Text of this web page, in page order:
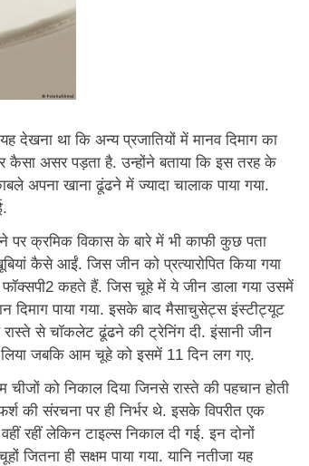
देखना था कि अन्य प्रजातियों में मानव दिमाग का
कैसा असर पड़ता है. उन्होंने बताया कि इस तरह के
अपना खाना ढूंढने में ज्यादा चालाक पाया गया.
क्रमिक विकास के बारे में भी काफी कुछ पता
कैसे आईं. जिस जीन को प्रत्यारोपित किया गया
कहते हैं. जिस चूहे में ये जीन डाला गया उसमें
दिमाग पाया गया. इसके बाद मैसाचुसेट्स इंस्टीट्यूट
से चॉकलेट ढूंढने की ट्रेनिंग दी. इंसानी जीन
जबकि आम चूहे को इसमें 11 दिन लग गए.
को निकाल दिया जिनसे रास्ते की पहचान होती
की संरचना पर ही निर्भर थे. इसके विपरीत एक
रहीं लेकिन टाइल्स निकाल दी गई. इन दोनों
जितना ही सक्षम पाया गया. यानि नतीजा यह